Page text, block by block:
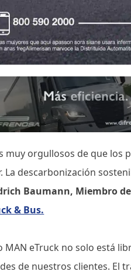
muy orgullosos de que los
La descarbonización
Baumann, Miembro
& Bus.
MAN eTruck no solo está
de nuestros clientes. El